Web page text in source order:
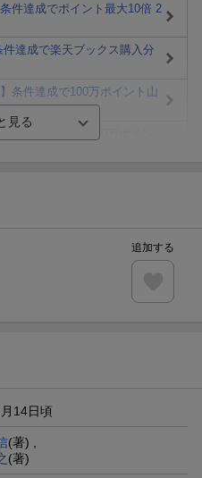
件達成でポイント最大10倍 2
件達成で楽天ブックス購入分
条件達成で100万ポイント山
の拡散で300円OFFクーポン
宙組貸切公演ペアチケット
追加する
14日頃
(著) ,
(著)